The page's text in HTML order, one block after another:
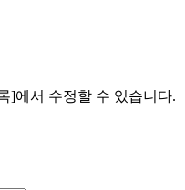
]에서 수정할 수 있습니다.